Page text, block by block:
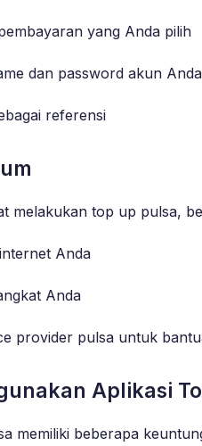
yang Anda pilih
dan password akun Anda
referensi
melakukan top up pulsa,
Anda
Anda
provider pulsa untuk
Aplikasi
memiliki beberapa